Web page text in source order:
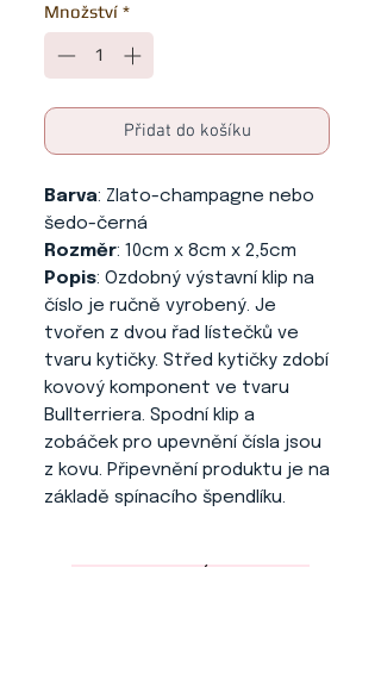
Množství *
Přidat do košíku
Barva: Zlato-champagne nebo
šedo-černá
Rozměr: 10cm x 8cm x 2,5cm
Popis: Ozdobný výstavní klip na
číslo je ručně vyrobený. Je
tvořen z dvou řad lístečků ve
tvaru kytičky. Střed kytičky zdobí
kovový komponent ve tvaru
Bullterriera. Spodní klip a
zobáček pro upevnění čísla jsou
z kovu. Připevnění produktu je na
základě spínacího špendlíku.